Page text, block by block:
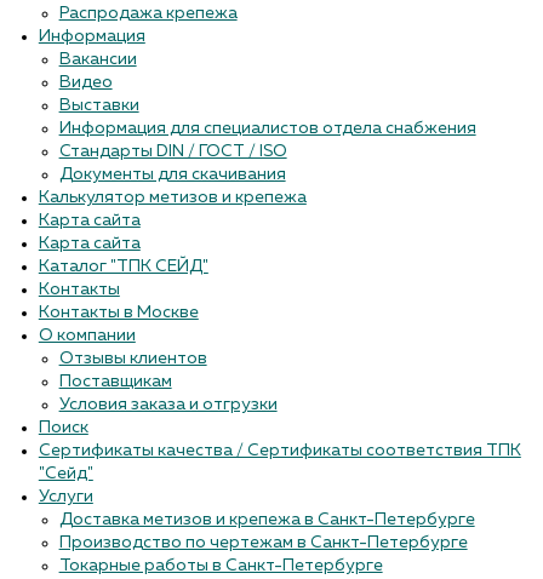
Распродажа крепежа
Информация
Вакансии
Видео
Выставки
Информация для специалистов отдела снабжения
Стандарты DIN / ГОСТ / ISO
Документы для скачивания
Калькулятор метизов и крепежа
Карта сайта
Карта сайта
Каталог "ТПК СЕЙД"
Контакты
Контакты в Москве
О компании
Отзывы клиентов
Поставщикам
Условия заказа и отгрузки
Поиск
Сертификаты качества / Сертификаты соответствия ТПК
"Сейд"
Услуги
Доставка метизов и крепежа в Санкт-Петербурге
Производство по чертежам в Санкт-Петербурге
Токарные работы в Санкт-Петербурге